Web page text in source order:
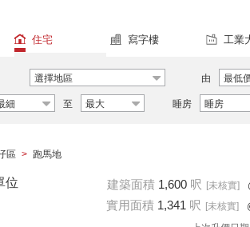
住宅 寫字樓 工業
選擇地區 由 最低
細 至 最大 睡房 睡房
區 > 跑馬地
位
建築面積 1,600 呎 [未核實]
實用面積 1,341 呎 [未核實]